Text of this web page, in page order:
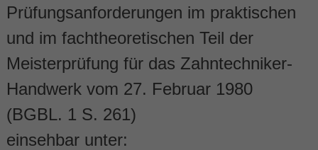
Prüfungsanforderungen im praktischen
und im fachtheoretischen Teil der
Meisterprüfung für das Zahntechniker-
Handwerk vom 27. Februar 1980
(BGBL. 1 S. 261)
einsehbar unter: